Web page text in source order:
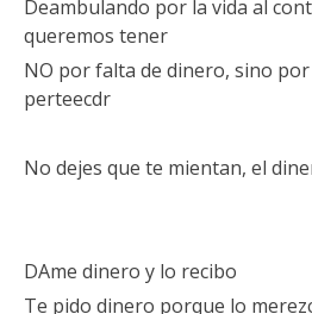
Deambulando por la vida al
queremos tener
NO por falta de dinero, sino
perteecdr
No dejes que te mientan, el
DAme dinero y lo recibo
Te pido dinero porque lo